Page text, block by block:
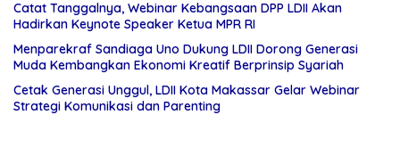
Catat Tanggalnya, Webinar Kebangsaan DPP LDII Akan
Hadirkan Keynote Speaker Ketua MPR RI
Menparekraf Sandiaga Uno Dukung LDII Dorong Generasi
Muda Kembangkan Ekonomi Kreatif Berprinsip Syariah
Cetak Generasi Unggul, LDII Kota Makassar Gelar Webinar
Strategi Komunikasi dan Parenting